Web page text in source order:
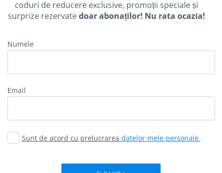
coduri de reducere exclusive, promoții speciale și
surprize rezervatedoar abonaților! Nu rata ocazia!
Numele
Email
Sunt de acord cu prelucrarea datelor mele personale.